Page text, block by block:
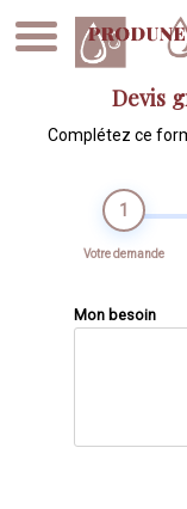
Devis
Complétez ce
1
Votre demande
Mon besoin